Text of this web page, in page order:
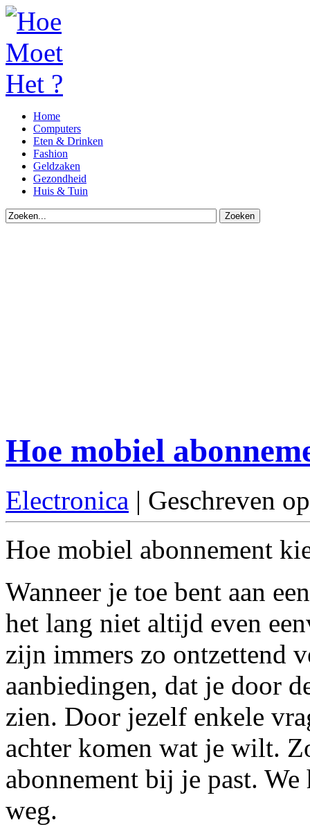
Home
Computers
Eten & Drinken
Fashion
Geldzaken
Gezondheid
Huis & Tuin
Hoe mobiel
Electronica | Geschreven
Hoe mobiel abonnement
Wanneer je toe bent aan
het lang niet altijd even
zijn immers zo ontzettend
aanbiedingen, dat je door
zien. Door jezelf enkele
achter komen wat je wilt.
abonnement bij je past.
weg.